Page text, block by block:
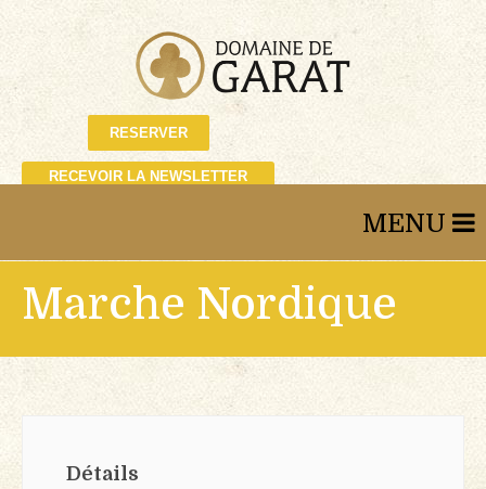
RESERVER
RECEVOIR LA NEWSLETTER
Marche Nordique
Détails